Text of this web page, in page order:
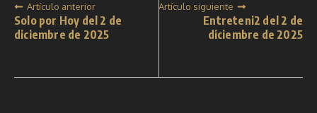
Artículo anterior
Solo por Hoy del 2 de
diciembre de 2025
Artículo siguiente
Entreteni2 del 2 de
diciembre de 2025